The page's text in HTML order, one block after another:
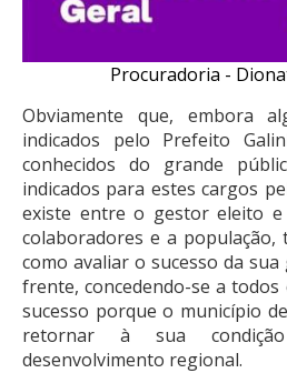
Procuradoria -
Obviamente que, embora
indicados pelo Prefeito
conhecidos do grande
indicados para estes cargos
existe entre o gestor eleito e
colaboradores e a
como avaliar o sucesso da
frente, concedendo-se a
sucesso porque o município
retornar à sua
desenvolvimento regional.